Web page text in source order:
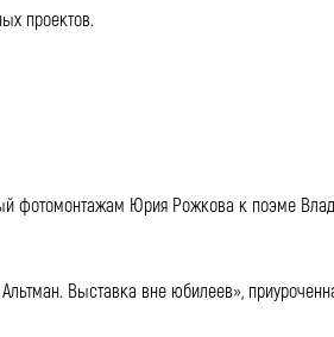
проектов.
фотомонтажам Юрия Рожкова к поэме
Выставка вне юбилеев»,